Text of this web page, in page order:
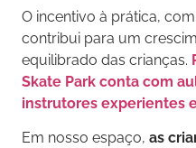
O incentivo à prática,
contribui para um
equilibrado das crianças.
Skate Park conta com
instrutores experientes
Em nosso espaço, as